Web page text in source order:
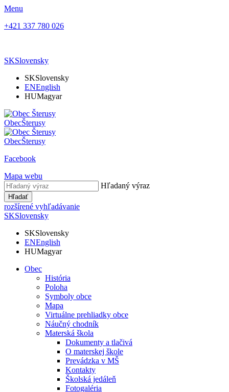
Menu
+421 337 780 026
SKSlovensky
SKSlovensky
ENEnglish
HUMagyar
ObecŠterusy
ObecŠterusy
Facebook
Mapa webu
Hľadaný výraz
Hľadať
rozšírené vyhľadávanie
SKSlovensky
SKSlovensky
ENEnglish
HUMagyar
Obec
História
Poloha
Symboly obce
Mapa
Virtuálne prehliadky obce
Náučný chodník
Materská škola
Dokumenty a tlačivá
O materskej škole
Prevádzka v MŠ
Kontakty
Školská jedáleň
Fotogaléria